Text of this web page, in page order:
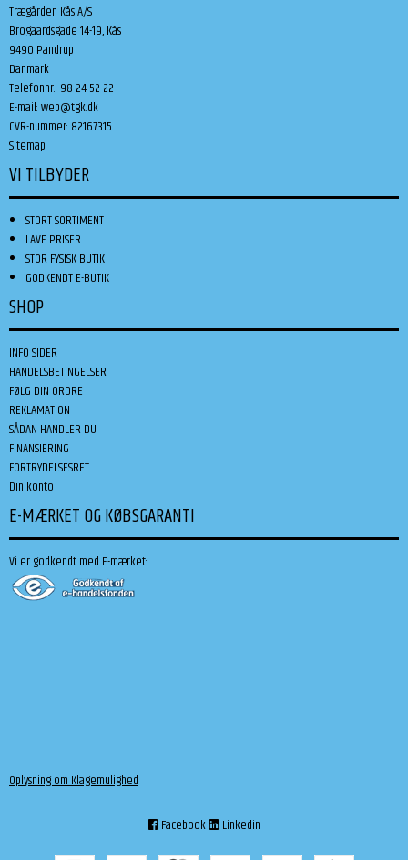
Trægården Kås A/S
Brogaardsgade 14-19, Kås
9490 Pandrup
Danmark
Telefonnr.: 98 24 52 22
E-mail:web@tgk.dk
CVR-nummer: 82167315
Sitemap
VI TILBYDER
STORT SORTIMENT
LAVE PRISER
STOR FYSISK BUTIK
GODKENDT E-BUTIK
SHOP
INFO SIDER
HANDELSBETINGELSER
FØLG DIN ORDRE
REKLAMATION
SÅDAN HANDLER DU
FINANSIERING
FORTRYDELSESRET
Din konto
E-MÆRKET OG KØBSGARANTI
Vi er godkendt med E-mærket:
Oplysning om Klagemulighed
Facebook Linkedin